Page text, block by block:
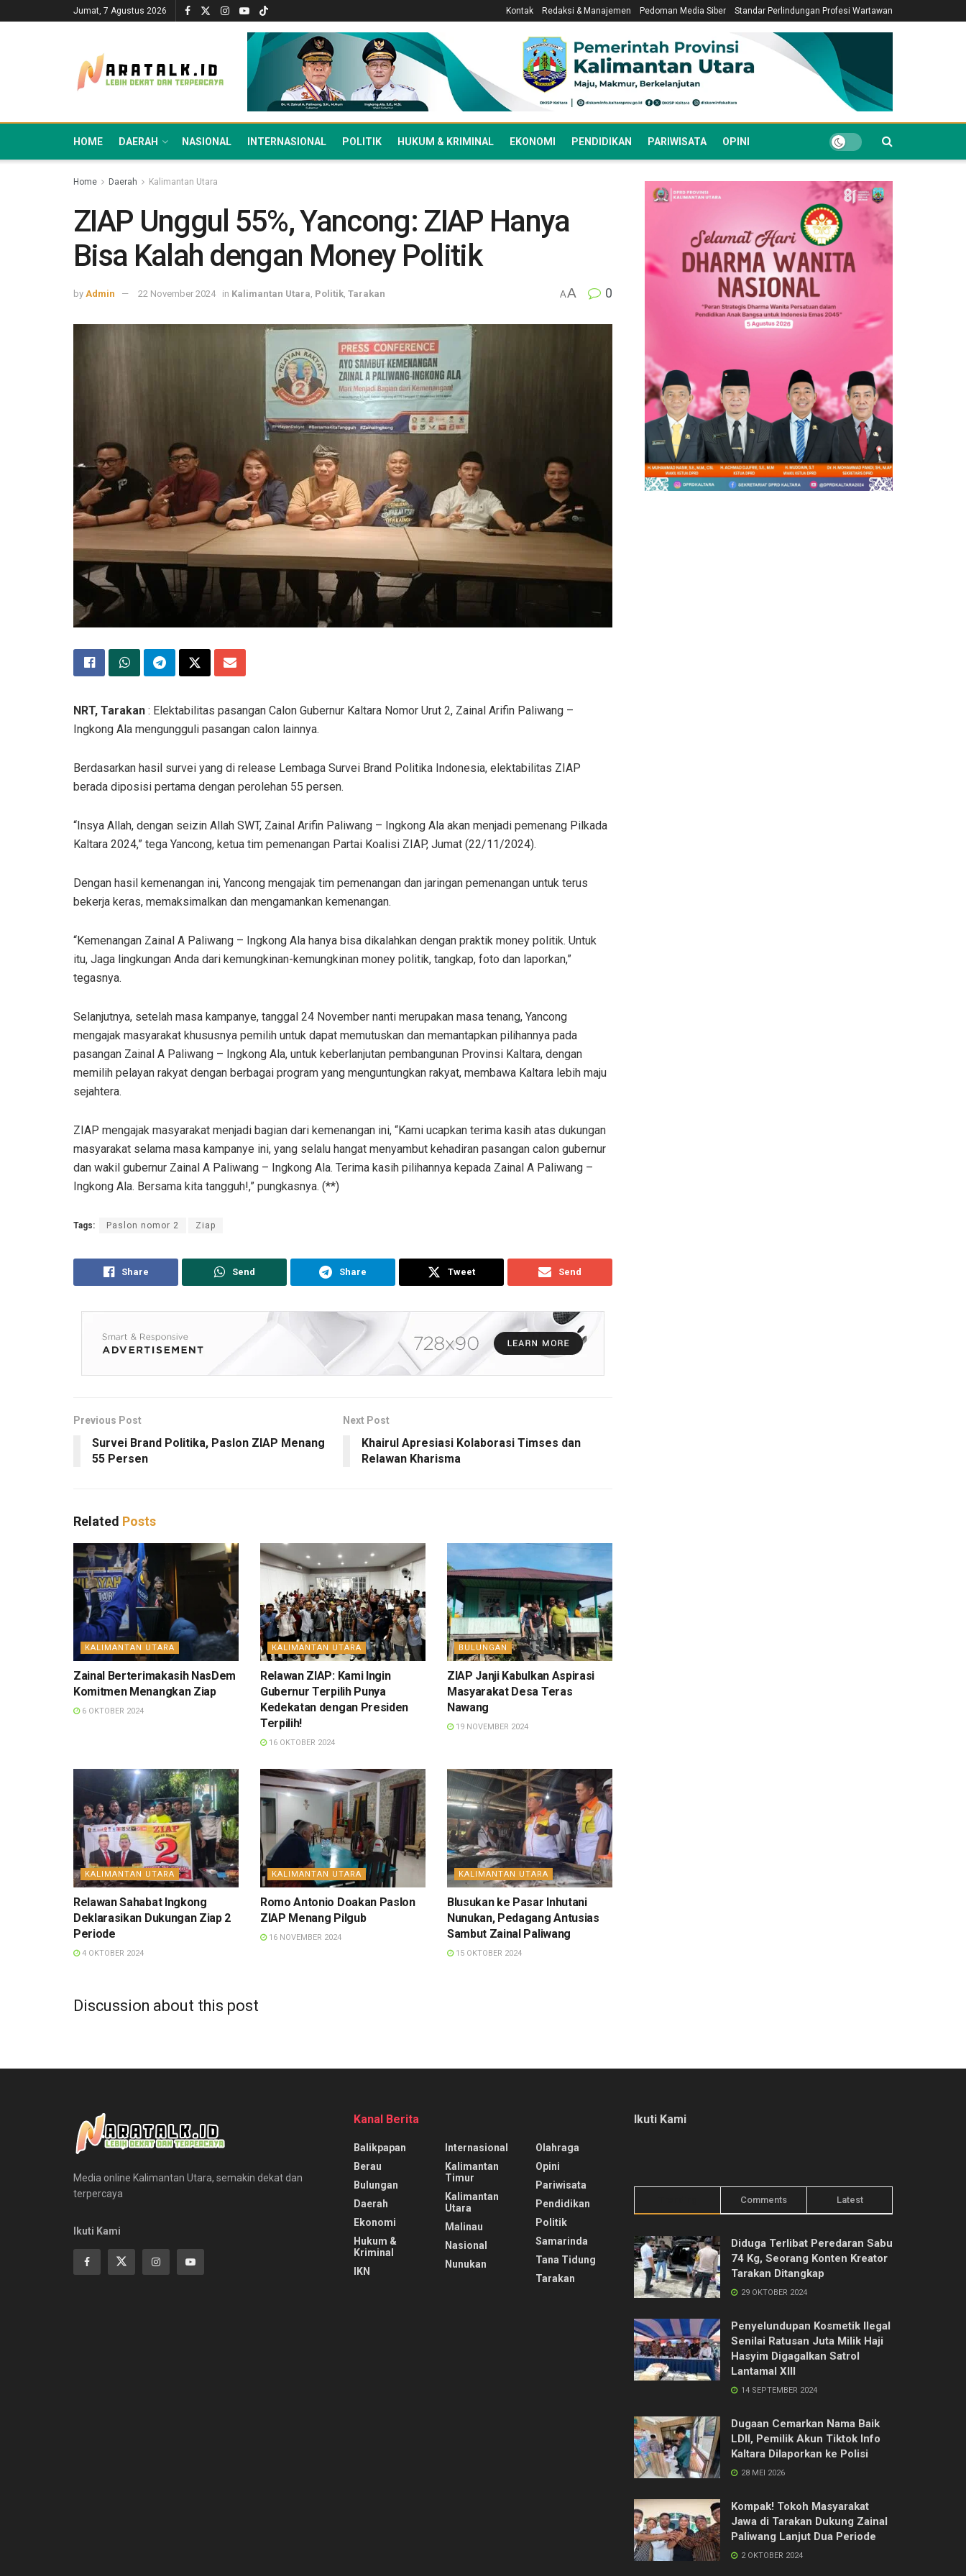
Jumat, 7 Agustus 2026 Kontak Redaksi & Manajemen Pedoman Media Siber Standar Perlindungan Profesi Wartawan
HOME DAERAH NASIONAL INTERNASIONAL POLITIK HUKUM & KRIMINAL EKONOMI PENDIDIKAN PARIWISATA OPINI
Home Daerah Kalimantan Utara
ZIAP Unggul 55%, Yancong: ZIAP Hanya
Bisa Kalah dengan Money Politik
by Admin 22 November 2024 in Kalimantan Utara Politik Tarakan AA 0
NRT, Tarakan : Elektabilitas pasangan Calon Gubernur Kaltara Nomor Urut 2, Zainal Arifin Paliwang –
Ingkong Ala mengungguli pasangan calon lainnya.
Berdasarkan hasil survei yang di release Lembaga Survei Brand Politika Indonesia, elektabilitas ZIAP
berada diposisi pertama dengan perolehan 55 persen.
“Insya Allah, dengan seizin Allah SWT, Zainal Arifin Paliwang – Ingkong Ala akan menjadi pemenang Pilkada
Kaltara 2024,” tega Yancong, ketua tim pemenangan Partai Koalisi ZIAP, Jumat (22/11/2024).
Dengan hasil kemenangan ini, Yancong mengajak tim pemenangan dan jaringan pemenangan untuk terus
bekerja keras, memaksimalkan dan mengamankan kemenangan.
“Kemenangan Zainal A Paliwang – Ingkong Ala hanya bisa dikalahkan dengan praktik money politik. Untuk
itu, Jaga lingkungan Anda dari kemungkinan-kemungkinan money politik, tangkap, foto dan laporkan,”
tegasnya.
Selanjutnya, setelah masa kampanye, tanggal 24 November nanti merupakan masa tenang, Yancong
mengajak masyarakat khususnya pemilih untuk dapat memutuskan dan memantapkan pilihannya pada
pasangan Zainal A Paliwang – Ingkong Ala, untuk keberlanjutan pembangunan Provinsi Kaltara, dengan
memilih pelayan rakyat dengan berbagai program yang menguntungkan rakyat, membawa Kaltara lebih maju
sejahtera.
ZIAP mengajak masyarakat menjadi bagian dari kemenangan ini, “Kami ucapkan terima kasih atas dukungan
masyarakat selama masa kampanye ini, yang selalu hangat menyambut kehadiran pasangan calon gubernur
dan wakil gubernur Zainal A Paliwang – Ingkong Ala. Terima kasih pilihannya kepada Zainal A Paliwang –
Ingkong Ala. Bersama kita tangguh!,” pungkasnya. (**)
Tags: Paslon nomor 2 Ziap
Share Send Share Tweet Send
Previous Post
Survei Brand Politika, Paslon ZIAP Menang
55 Persen
Next Post
Khairul Apresiasi Kolaborasi Timses dan
Relawan Kharisma
Related Posts
KALIMANTAN UTARA
Zainal Berterimakasih NasDem
Komitmen Menangkan Ziap
6 OKTOBER 2024
KALIMANTAN UTARA
Relawan ZIAP: Kami Ingin
Gubernur Terpilih Punya
Kedekatan dengan Presiden
Terpilih!
16 OKTOBER 2024
BULUNGAN
ZIAP Janji Kabulkan Aspirasi
Masyarakat Desa Teras
Nawang
19 NOVEMBER 2024
KALIMANTAN UTARA
Relawan Sahabat Ingkong
Deklarasikan Dukungan Ziap 2
Periode
4 OKTOBER 2024
KALIMANTAN UTARA
Romo Antonio Doakan Paslon
ZIAP Menang Pilgub
16 NOVEMBER 2024
KALIMANTAN UTARA
Blusukan ke Pasar Inhutani
Nunukan, Pedagang Antusias
Sambut Zainal Paliwang
15 OKTOBER 2024
Discussion about this post
Media online Kalimantan Utara, semakin dekat dan
terpercaya
Ikuti Kami
Kanal Berita
Balikpapan
Berau
Bulungan
Daerah
Ekonomi
Hukum &
Kriminal
IKN
Internasional
Kalimantan
Timur
Kalimantan
Utara
Malinau
Nasional
Nunukan
Olahraga
Opini
Pariwisata
Pendidikan
Politik
Samarinda
Tana Tidung
Tarakan
Ikuti Kami
Comments Latest
Diduga Terlibat Peredaran Sabu
74 Kg, Seorang Konten Kreator
Tarakan Ditangkap
29 OKTOBER 2024
Penyelundupan Kosmetik Ilegal
Senilai Ratusan Juta Milik Haji
Hasyim Digagalkan Satrol
Lantamal XIII
14 SEPTEMBER 2024
Dugaan Cemarkan Nama Baik
LDII, Pemilik Akun Tiktok Info
Kaltara Dilaporkan ke Polisi
28 MEI 2026
Kompak! Tokoh Masyarakat
Jawa di Tarakan Dukung Zainal
Paliwang Lanjut Dua Periode
2 OKTOBER 2024